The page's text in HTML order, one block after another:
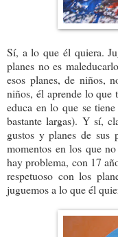
Sí, a lo que él quiera.
planes no es
esos planes, de niños,
niños, él aprende lo que
educa en lo que se
bastante largas). Y sí,
gustos y planes de sus
momentos en los que
hay problema, con 17
respetuoso con los
juguemos a lo que él